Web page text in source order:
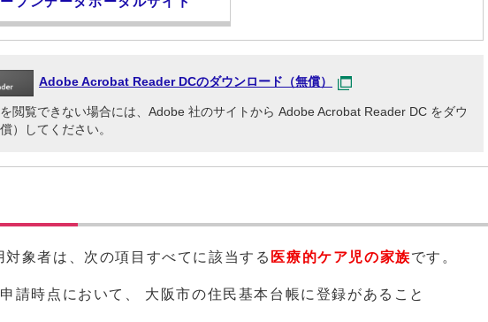
Adobe Acrobat Reader DCのダウンロード（無償）
閲覧できない場合には、Adobe 社のサイトから Adobe Acrobat Reader DC をダウ
）してください。
象者は、次の項目すべてに該当する 医療的ケア児の家族です。
請時点において、 大阪市の住民基本台帳に登録があること